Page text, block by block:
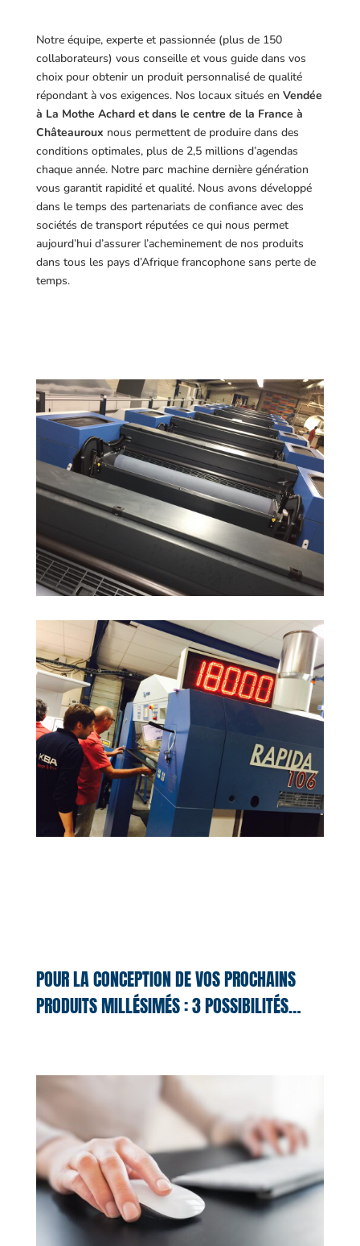
Notre équipe, experte et passionnée (plus de 150
collaborateurs) vous conseille et vous guide dans vos
choix pour obtenir un produit personnalisé de qualité
répondant à vos exigences. Nos locaux situés en Vendée
à La Mothe Achard et dans le centre de la France à
Châteauroux nous permettent de produire dans des
conditions optimales, plus de 2,5 millions d’agendas
chaque année. Notre parc machine dernière génération
vous garantit rapidité et qualité. Nous avons développé
dans le temps des partenariats de confiance avec des
sociétés de transport réputées ce qui nous permet
aujourd’hui d’assurer l’acheminement de nos produits
dans tous les pays d’Afrique francophone sans perte de
temps.
POUR LA CONCEPTION DE VOS PROCHAINS
PRODUITS MILLÉSIMÉS : 3 POSSIBILITÉS…